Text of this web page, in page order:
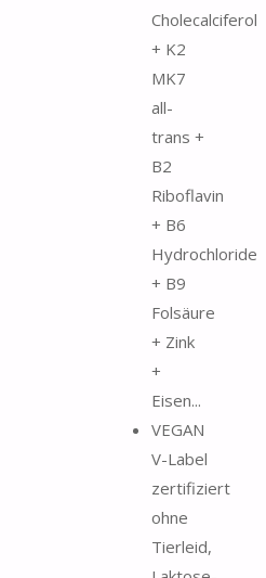
Cholecalciferol
+ K2
MK7
all-
trans +
B2
Riboflavin
+ B6
Hydrochloride
+ B9
Folsäure
+ Zink
+
Eisen...
VEGAN
V-Label
zertifiziert
ohne
Tierleid,